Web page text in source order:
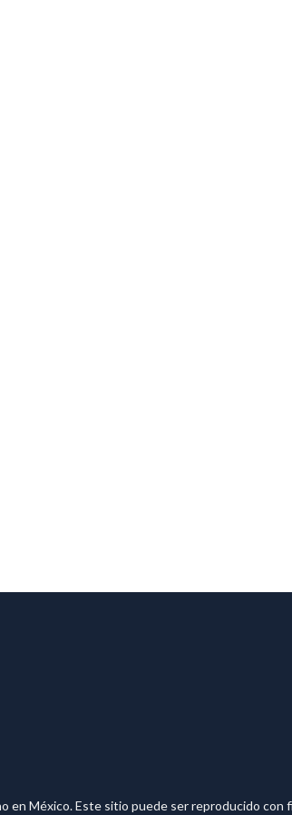
México. Este sitio puede ser reproducido con